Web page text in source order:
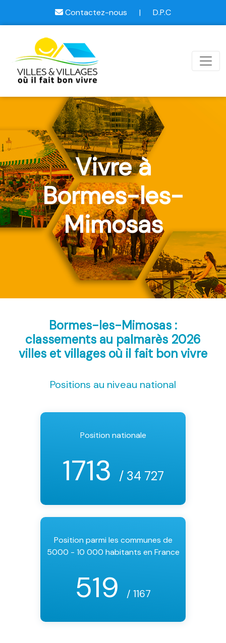
Contactez-nous | D.P.C
Vivre à
Bormes-les-
Mimosas
Bormes-les-Mimosas :
classements au palmarès 2026
villes et villages où il fait bon vivre
Positions au niveau national
Position nationale
1713 / 34 727
Position parmi les communes de
5000 - 10 000 habitants en France
519 / 1167